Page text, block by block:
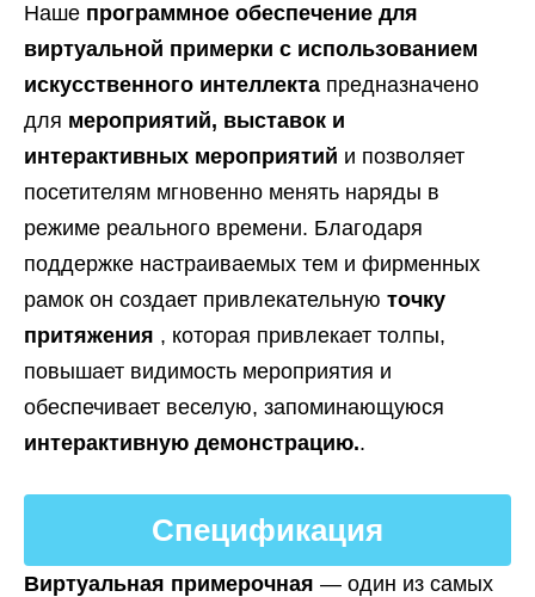
Наше программное обеспечение для
виртуальной примерки с использованием
искусственного интеллекта предназначено
для мероприятий, выставок и
интерактивных мероприятий и позволяет
посетителям мгновенно менять наряды в
режиме реального времени. Благодаря
поддержке настраиваемых тем и фирменных
рамок он создает привлекательную точку
притяжения , которая привлекает толпы,
повышает видимость мероприятия и
обеспечивает веселую, запоминающуюся
интерактивную демонстрацию..
Спецификация
Виртуальная примерочная — один из самых